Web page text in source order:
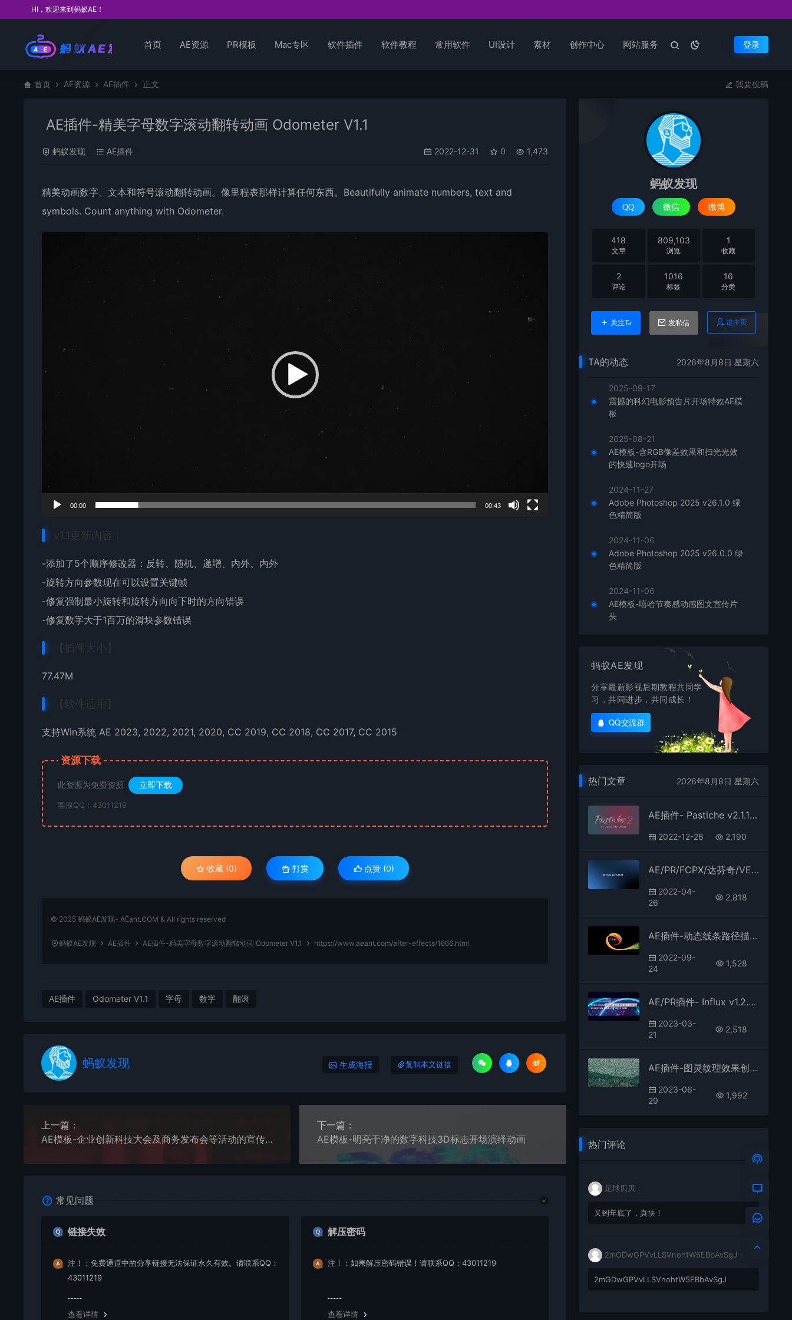
HI，欢迎来到蚂蚁AE！
首页 AE资源 PR模板 Mac专区 软件插件 软件教程 常用软件 UI设计 素材 创作中心 网站服务 登录
首页 AE资源 AE插件 正文 我要投稿
AE插件-精美字母数字滚动翻转动画 Odometer V1.1
蚂蚁发现 AE插件 2022-12-31 0 1,473
精美动画数字、文本和符号滚动翻转动画。像里程表那样计算任何东西。Beautifully animate numbers, text and
symbols. Count anything with Odometer.
00:00 00:43
v1.1更新内容：
-添加了5个顺序修改器：反转、随机、递增、内外、内外
-旋转方向参数现在可以设置关键帧
-修复强制最小旋转和旋转方向向下时的方向错误
-修复数字大于1百万的滑块参数错误
【插件大小】
77.47M
【软件适用】
支持Win系统 AE 2023, 2022, 2021, 2020, CC 2019, CC 2018, CC 2017, CC 2015
资源下载
此资源为免费资源 立即下载
客服QQ：43011219
收藏 (0) 打赏 点赞 (0)
© 2025 蚂蚁AE发现- AEant.COM & All rights reserved
蚂蚁AE发现 AE插件 AE插件-精美字母数字滚动翻转动画 Odometer V1.1 https://www.aeant.com/after-effects/1666.html
AE插件 Odometer V1.1 字母 数字 翻滚
蚂蚁发现 生成海报 复制本文链接
上一篇：
AE模板-企业创新科技大会及商务发布会等活动的宣传视频
下一篇：
AE模板-明亮干净的数字科技3D标志开场演绎动画
常见问题
链接失效
注！：免费通道中的分享链接无法保证永久有效。请联系QQ：
43011219
查看详情
解压密码
注！：如果解压密码错误！请联系QQ：43011219
查看详情
蚂蚁发现
QQ 微信 微博
418
文章
809,103
浏览
1
收藏
2
评论
1016
标签
16
分类
关注Ta 发私信 进主页
TA的动态 2026年8月8日 星期六
2025-09-17
震撼的科幻电影预告片开场特效AE模
板
2025-08-21
AE模板-含RGB像差效果和扫光光效
的快速logo开场
2024-11-27
Adobe Photoshop 2025 v26.1.0 绿
色精简版
2024-11-06
Adobe Photoshop 2025 v26.0.0 绿
色精简版
2024-11-06
AE模板-嘻哈节奏感动感图文宣传片
头
蚂蚁AE发现
分享最新影视后期教程共同学
习，共同进步，共同成长！
QQ交流群
热门文章 2026年8月8日 星期六
AE插件- Pastiche v2.1.13中文汉化 众多图片文字汇聚成自定义图形 支持Mac/Win
2022-12-26 2,190
AE/PR/FCPX/达芬奇/VEGAS红巨人降噪磨皮美颜调色插件套装Magic Bullet Suite v16.0.0 Win/Mac
2022-04-
26
2,818
AE插件-动态线条路径描边绘制生长动画 Volna V2.1.3 Win中文汉化
2022-09-
24
1,528
AE/PR插件- Influx v1.2.2 Mac苹果版兼容M1M2直接导入编辑MKV/MOV/FLV格式素材视频解码器
2023-03-
21
2,518
AE插件-图灵纹理效果创意抽象生成工具 Turing Pattern v1.0 Win中文汉化
2023-06-
29
1,992
热门评论
足球贝贝：
又到年底了，真快！
2mGDwGPVvLLSVnohtW5EBbAvSgJ：
2mGDwGPVvLLSVnohtW5EBbAvSgJ